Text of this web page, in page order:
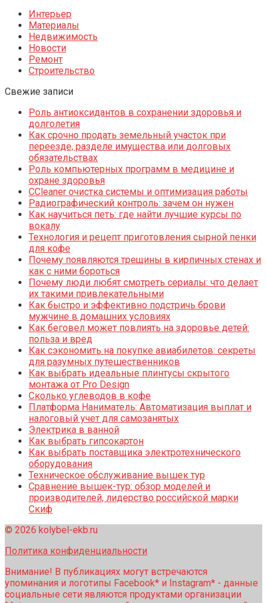
Интерьер
Материалы
Недвижимость
Новости
Ремонт
Строительство
Свежие записи
Роль антиоксидантов в сохранении здоровья и
долголетия
Как срочно продать земельный участок при
переезде, разделе имущества или долговых
обязательствах
Роль компьютерных программ в медицине и
охране здоровья
CCleaner очистка системы и оптимизация работы
Радиографический контроль: зачем он нужен
Как научиться петь: где найти лучшие курсы по
вокалу
Технология и рецепт приготовления сырной пенки
для кофе
Почему появляются трещины в кирпичных стенах и
как с ними бороться
Почему люди любят смотреть сериалы: что делает
их такими привлекательными
Как быстро и эффективно подстричь брови
мужчине в домашних условиях
Как беговел может повлиять на здоровье детей:
польза и вред
Как сэкономить на покупке авиабилетов: секреты
для разумных путешественников
Как выбрать идеальные плинтусы скрытого
монтажа от Pro Design
Сколько углеводов в кофе
Платформа Наниматель: Автоматизация выплат и
налоговый учет для самозанятых
Электрика в ванной
Как выбрать гипсокартон
Как выбрать поставщика электротехнического
оборудования
Техническое обслуживание вышек тур
Сравнение вышек-тур: обзор моделей и
производителей, лидерство российской марки
Скиф
© 2026 kolybel-ekb.ru
Политика конфиденциальности
Внимание! В публикациях могут встречаются
упоминания и логотипы Facebook* и Instagram* - данные
социальные сети являются продуктами организации